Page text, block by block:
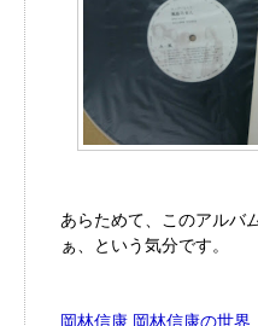
あらためて、このアルバ
ぁ、という気分です。
岡林信康 岡林信康の世